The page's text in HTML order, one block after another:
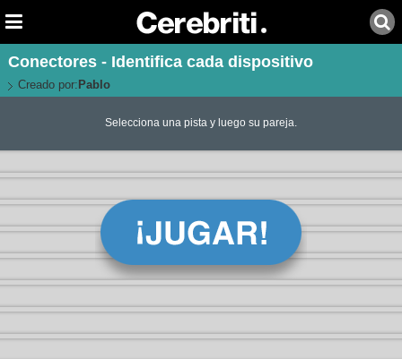
Conectores - Identifica cada dispositivo
Creado por: Pablo
Selecciona una pista y luego su pareja.